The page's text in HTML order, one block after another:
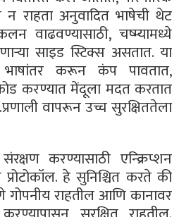
न राहता अनुवादित भाषेची थेट
वाढवण्यासाठी, चष्म्यामध्ये
साइड स्टिक्स असतात. या
करून कंप पावतात,
करण्यात मेंदूला मदत करतात
वापरून उच्च सुरक्षिततेला
करण्यासाठी एन्क्रिप्शन
हे सुनिश्चित करते की
राहतील आणि कानावर